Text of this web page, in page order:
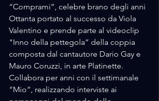
“Comprami”, celebre brano degli anni
Ottanta portato al successo da Viola
Valentino e prende parte al videoclip
"Inno della pettegola” della coppia
composta dal cantautore Dario Gay e
Mauro Coruzzi, in arte Platinette.
Collabora per anni con il settimanale
“Mio”, realizzando interviste ai